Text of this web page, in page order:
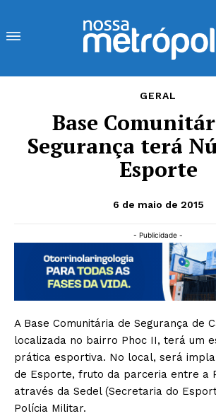
GERAL
Base
Segurança terá
Esporte
6 de maio de 2015
- Publicidade -
A Base Comunitária de Segurança de
localizada no bairro Phoc II, terá um
prática esportiva. No local, será
de Esporte, fruto da parceria entre a
através da Sedel (Secretaria do
Polícia Militar.